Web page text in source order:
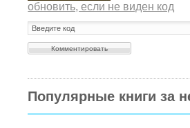
обновить, если не виден код
Популярные книги за